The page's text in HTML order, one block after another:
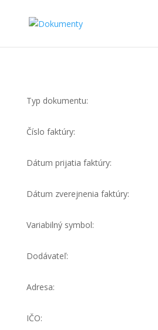
Typ dokumentu:
Číslo faktúry:
Dátum prijatia faktúry:
Dátum zverejnenia faktúry:
Variabilný symbol:
Dodávateľ:
Adresa:
IČO: